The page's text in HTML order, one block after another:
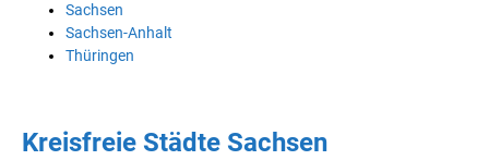
Sachsen
Sachsen-Anhalt
Thüringen
Kreisfreie Städte Sachsen